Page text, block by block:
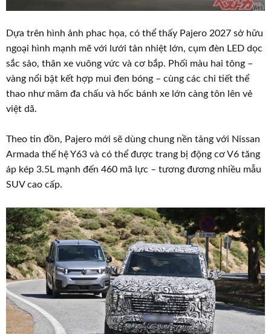
Dựa trên hình ảnh phac họa, có thể thấy Pajero 2027 sở hữu
ngoại hình mạnh mẽ với lưới tản nhiệt lớn, cụm đèn LED dọc
sắc sảo, thân xe vuông vức và cơ bắp. Phối màu hai tông –
vàng nổi bật kết hợp mui đen bóng – cùng các chi tiết thể
thao như mâm đa chấu và hốc bánh xe lớn càng tôn lên vẻ
việt dã.
Theo tin đồn, Pajero mới sẽ dùng chung nền tảng với Nissan
Armada thế hệ Y63 và có thể được trang bị động cơ V6 tăng
áp kép 3.5L mạnh đến 460 mã lực – tương đương nhiều mẫu
SUV cao cấp.